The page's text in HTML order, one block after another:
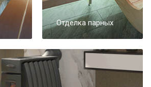
Отделка парных